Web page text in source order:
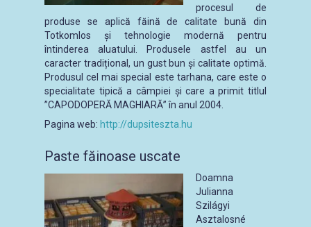
procesul de
produse se aplică făină de calitate bună din
Totkomlos și tehnologie modernă pentru
întinderea aluatului. Produsele astfel au un
caracter tradițional, un gust bun și calitate optimă.
Produsul cel mai special este tarhana, care este o
specialitate tipică a câmpiei și care a primit titlul
”CAPODOPERĂ MAGHIARĂ” în anul 2004.
Pagina web: http://dupsiteszta.hu
Paste făinoase uscate
Doamna
Julianna
Szilágyi
Asztalosné